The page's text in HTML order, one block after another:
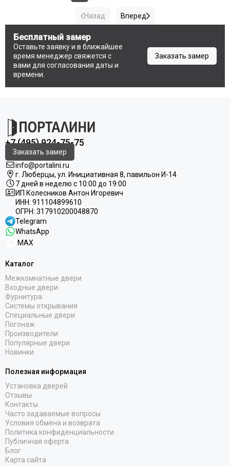
Назад Вперед
Бесплатный замер
Оставьте заявку и в ближайшее
время менеджер свяжется с
вами для согласования даты и
времени.
Заказать замер
+7 (495) 924-75-75
Заказать замер
info@portalini.ru
г. Люберцы, ул. Инициативная 8, павильон И-14
7 дней в неделю с 10:00 до 19:00
ИП Колесников Антон Игоревич
ИНН: 911104899610
ОГРН: 317910200048870
Telegram
WhatsApp
MAX
Каталог
Межкомнатные двери
Входные двери
Фурнитура
Системы открывания
Специальные двери
Погонаж
Производители
Популярные двери
Новинки
Полезная информация
Установка дверей
Отзывы
Контакты
Часто задаваемые вопросы
Условия обмена и возврата
Политика конфиденциальности
Публичная оферта
Блог
Карта сайта